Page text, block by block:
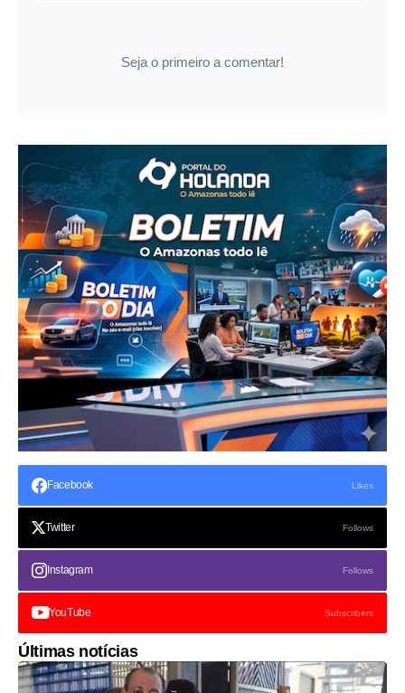
Seja o primeiro a comentar!
Facebook Likes
Twitter Follows
Instagram Follows
YouTube Subscribers
Últimas notícias